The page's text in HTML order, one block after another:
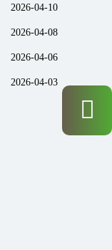
2026-04-10
2026-04-08
2026-04-06
2026-04-03